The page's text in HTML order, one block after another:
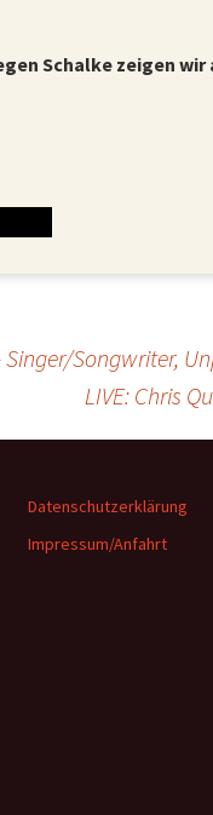
Schalke zeigen wir
Singer/Songwriter,
LIVE: Chris
Datenschutzerklärung
Impressum/Anfahrt